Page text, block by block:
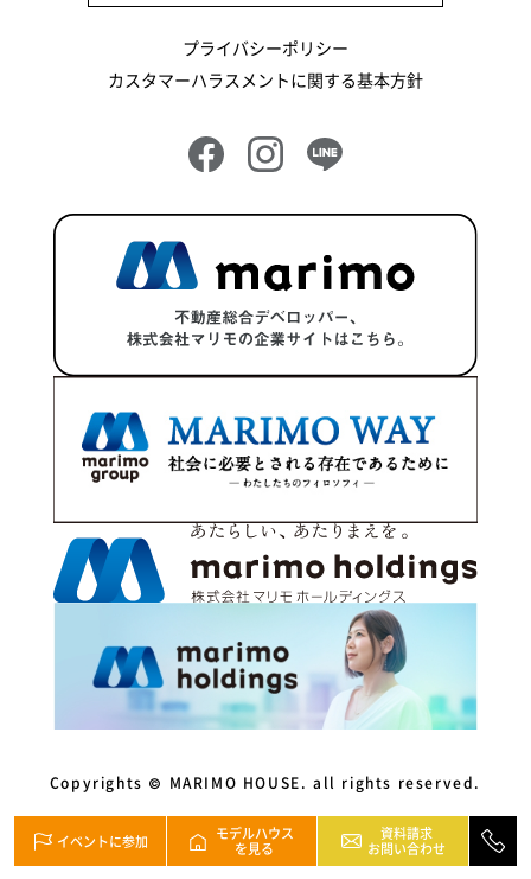
イベントに参加 モデルハウス
を見る
資料請求
お問い合わせ
2024年4月
2024年3月
2024年1月
2023年12月
2023年11月
2023年10月
2023年7月
2023年4月
2023年3月
2023年2月
2022年12月
2022年10月
2022年9月
プライバシーポリシー
カスタマーハラスメントに関する基本方針
Copyrights © MARIMO HOUSE. all rights reserved.